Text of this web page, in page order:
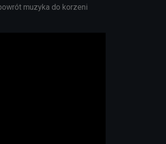
muzyka do korzeni